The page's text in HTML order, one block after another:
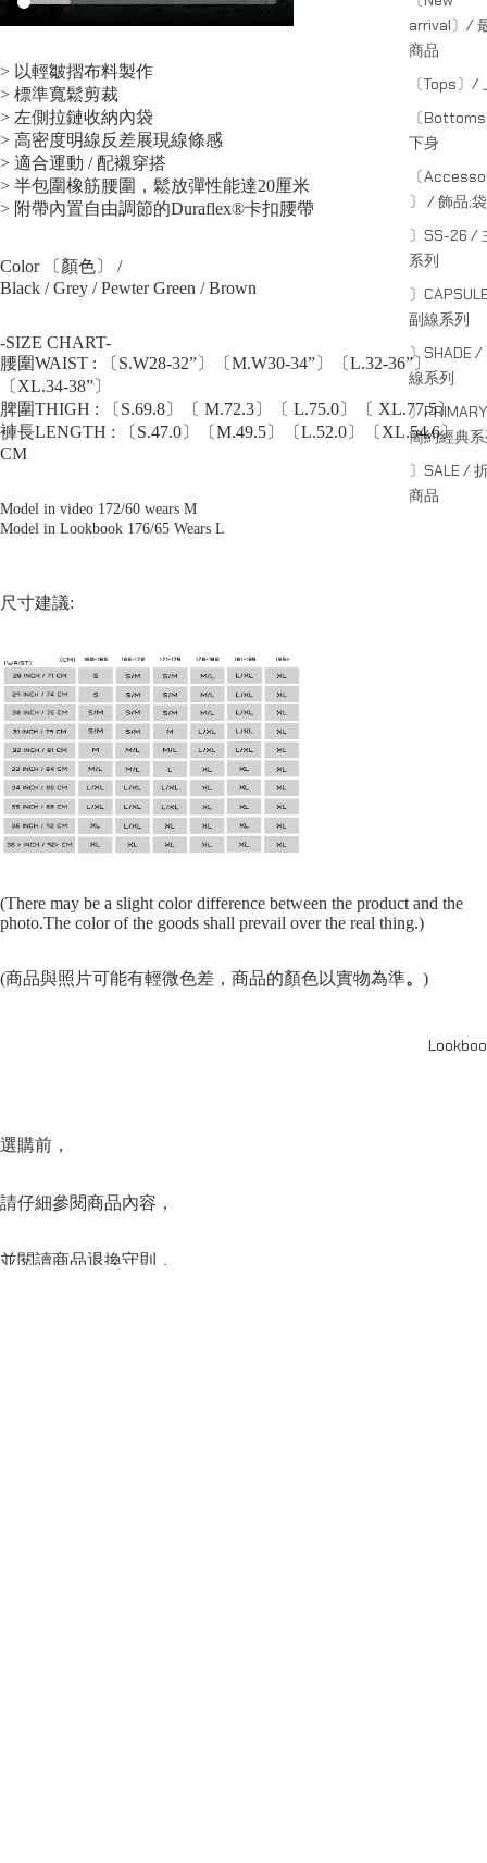
arrival〕/
商品
〔Tops〕/
〔
下身
〔
〕 / 飾品;袋
〕SS-26 /
系列
〕
副線系列
〕SHADE /
線系列
〕
簡約經典
〕SALE /
商品
> 以輕皺摺布料製作
> 標準寬鬆剪裁
> 左側拉鏈收納內袋
> 高密度明線反差展現線條感
> 適合運動 / 配襯穿搭
> 半包圍橡筋腰圍，鬆放彈性能達20厘米
> 附帶內置自由調節的Duraflex®卡扣腰帶
Color 〔顏色〕 /
Black / Grey / Pewter Green / Brown
-SIZE CHART-
腰圍WAIST : 〔S.W28-32”〕〔M.W30-34”〕〔L.32-36”〕
〔XL.34-38”〕
脾圍THIGH : 〔S.69.8〕〔 M.72.3〕〔 L.75.0〕〔 XL.77.5〕
褲長LENGTH : 〔S.47.0〕〔M.49.5〕〔L.52.0〕〔XL.54.6〕
CM
Model in video 172/60 wears M
Model in Lookbook 176/65 Wears L
尺寸建議:
(There may be a slight color difference between the product and the
photo.The color of the goods shall prevail over the real thing.)
(商品與照片可能有輕微色差，商品的顏色以實物為準。 )
選購前，
請仔細參閱商品內容，
並閱讀商品退換守則，